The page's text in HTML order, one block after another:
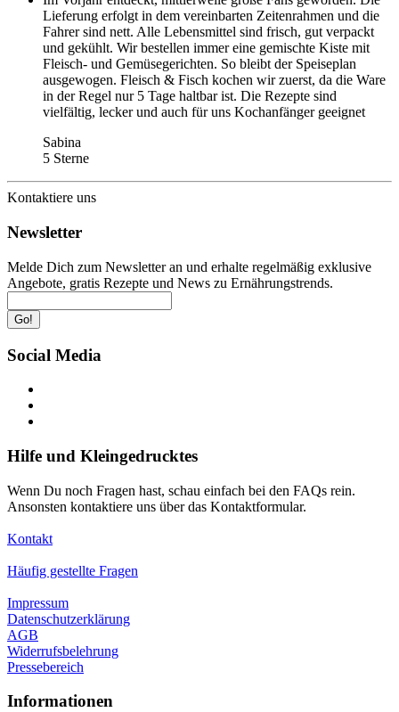
Lieferung erfolgt in dem vereinbarten Zeitenrahmen und die
Fahrer sind nett. Alle Lebensmittel sind frisch, gut verpackt
und gekühlt. Wir bestellen immer eine gemischte Kiste mit
Fleisch- und Gemüsegerichten. So bleibt der Speiseplan
ausgewogen. Fleisch & Fisch kochen wir zuerst, da die Ware
in der Regel nur 5 Tage haltbar ist. Die Rezepte sind
vielfältig, lecker und auch für uns Kochanfänger geeignet
Sabina
5 Sterne
Kontaktiere uns
Newsletter
Melde Dich zum Newsletter an und erhalte regelmäßig exklusive
Angebote, gratis Rezepte und News zu Ernährungstrends.
Go!
Social Media
Hilfe und Kleingedrucktes
Wenn Du noch Fragen hast, schau einfach bei den FAQs rein.
Ansonsten kontaktiere uns über das Kontaktformular.
Kontakt
Häufig gestellte Fragen
Impressum
Datenschutzerklärung
AGB
Widerrufsbelehrung
Pressebereich
Informationen